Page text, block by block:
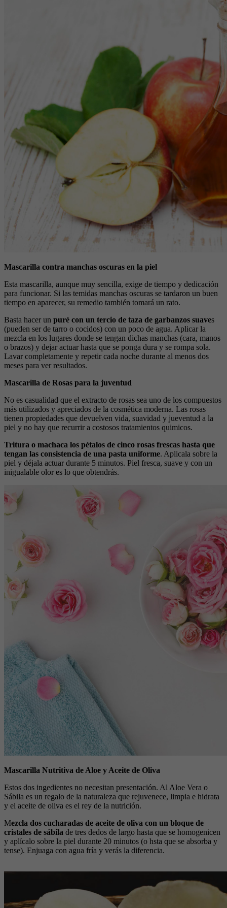
Mascarilla contra manchas oscuras en la piel
Esta mascarilla, aunque muy sencilla, exige de tiempo y dedicación
para funcionar. Si las temidas manchas oscuras se tardaron un buen
tiempo en aparecer, su remedio también tomará un rato.
Basta hacer un puré con un tercio de taza de garbanzos suaves
(pueden ser de tarro o cocidos) con un poco de agua. Aplicar la
mezcla en los lugares donde se tengan dichas manchas (cara, manos
o brazos) y dejar actuar hasta que se ponga dura y se rompa sola.
Lavar completamente y repetir cada noche durante al menos dos
meses para ver resultados.
Mascarilla de Rosas para la juventud
No es casualidad que el extracto de rosas sea uno de los compuestos
más utilizados y apreciados de la cosmética moderna. Las rosas
tienen propiedades que devuelven vida, suavidad y jueventud a la
piel y no hay que recurrir a costosos tratamientos quimicos.
Tritura o machaca los pétalos de cinco rosas frescas hasta que
tengan las consistencia de una pasta uniforme. Aplicala sobre la
piel y déjala actuar durante 5 minutos. Piel fresca, suave y con un
inigualable olor es lo que obtendrás.
Mascarilla Nutritiva de Aloe y Aceite de Oliva
Estos dos ingedientes no necesitan presentación. Al Aloe Vera o
Sábila es un regalo de la naturaleza que rejuvenece, limpia e hidrata
y el aceite de oliva es el rey de la nutrición.
Mezcla dos cucharadas de aceite de oliva con un bloque de
cristales de sábila de tres dedos de largo hasta que se homogenicen
y aplícalo sobre la piel durante 20 minutos (o hsta que se absorba y
tense). Enjuaga con agua fría y verás la diferencia.